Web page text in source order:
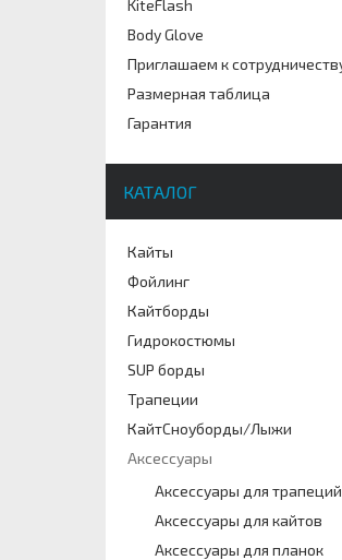
KiteFlash
Body Glove
Приглашаем к
Размерная таблица
Гарантия
КАТАЛОГ
Кайты
Фойлинг
Кайтборды
Гидрокостюмы
SUP борды
Трапеции
КайтСноуборды/Лыжи
Аксессуары
Аксессуары для трапеций
Аксессуары для кайтов
Аксессуары для планок